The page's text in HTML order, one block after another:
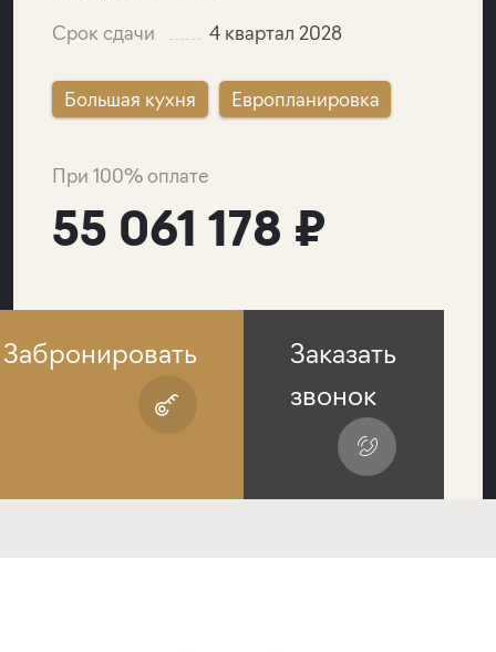
Срок сдачи
4 квартал 2028
Большая кухня Европланировка
При 100% оплате
55 061 178 ₽
Забронировать
Заказать
звонок